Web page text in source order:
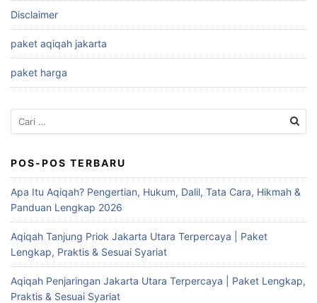
Disclaimer
paket aqiqah jakarta
paket harga
Cari
untuk:
POS-POS TERBARU
Apa Itu Aqiqah? Pengertian, Hukum, Dalil, Tata Cara, Hikmah &
Panduan Lengkap 2026
Aqiqah Tanjung Priok Jakarta Utara Terpercaya | Paket
Lengkap, Praktis & Sesuai Syariat
Aqiqah Penjaringan Jakarta Utara Terpercaya | Paket Lengkap,
Praktis & Sesuai Syariat